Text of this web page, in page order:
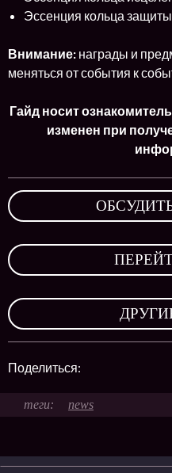
Эссенция кольца
Внимание: награды и
меняться от события к
Гайд носит
изменен при
ОБСУДИТЬ
Поделиться:
news